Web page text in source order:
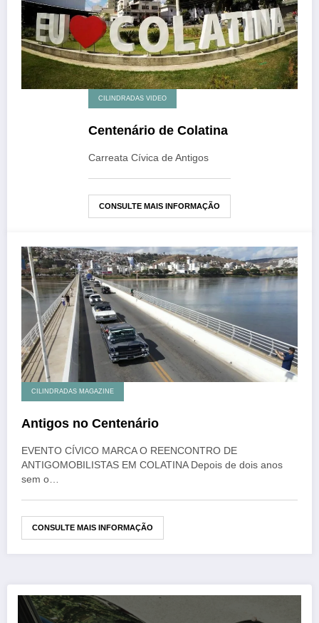
CILINDRADAS VIDEO
Centenário de Colatina
Carreata Cívica de Antigos
CONSULTE MAIS INFORMAÇÃO
CILINDRADAS MAGAZINE
Antigos no Centenário
EVENTO CÍVICO MARCA O REENCONTRO DE
ANTIGOMOBILISTAS EM COLATINA Depois de dois anos
sem o…
CONSULTE MAIS INFORMAÇÃO